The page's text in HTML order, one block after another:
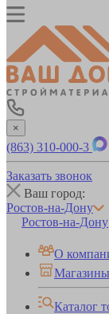
×
(863) 310-000-3
Заказать звонок
Ваш город:
Ростов-на-Дону
Ростов-на-Дону
О
Магазины
Каталог